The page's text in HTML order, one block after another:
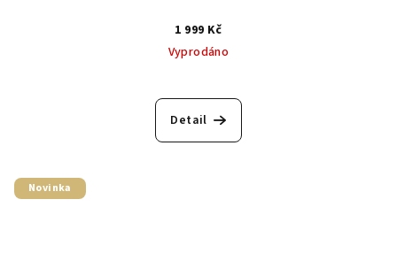
1 999 Kč
Vyprodáno
Detail
Novinka